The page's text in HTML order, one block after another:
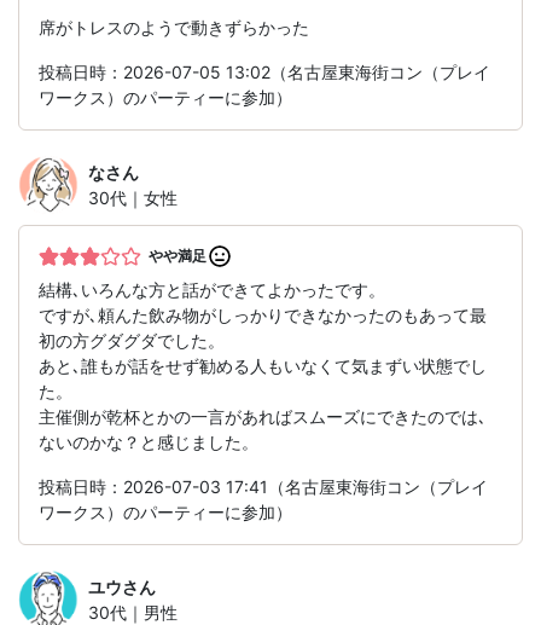
席がトレスのようで動きずらかった
投稿日時：2026-07-05 13:02（名古屋東海街コン（プレイ
ワークス）のパーティーに参加）
なさん
30代｜女性
やや満足
結構､いろんな方と話ができてよかったです。
ですが､頼んた飲み物がしっかりできなかったのもあって最
初の方グダグダでした。
あと､誰もが話をせず勧める人もいなくて気まずい状態でし
た。
主催側が乾杯とかの一言があればスムーズにできたのでは､
ないのかな？と感じました。
投稿日時：2026-07-03 17:41（名古屋東海街コン（プレイ
ワークス）のパーティーに参加）
ユウさん
30代｜男性